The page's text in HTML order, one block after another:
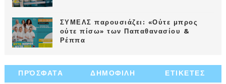
ΣΥΜΕΛΣ παρουσιάζει: «Ούτε μπρος
ούτε πίσω» των Παπαθανασίου &
Ρέππα
ΠΡΌΣΦΑΤΑ ΔΗΜΟΦΙΛΗ ΕΤΙΚΕΤΕΣ